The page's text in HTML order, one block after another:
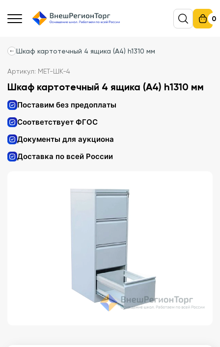
0
Шкаф картотечный 4 ящика (А4) h1310 мм
Артикул: МЕТ-ШК-4
Шкаф картотечный 4 ящика (А4) h1310 мм
Поставим без предоплаты
Соответствует ФГОС
Документы для аукциона
Доставка по всей России